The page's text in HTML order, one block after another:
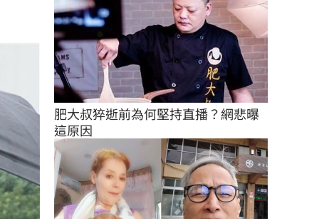
肥大叔猝逝前為何堅持直播？網悲曝
這原因